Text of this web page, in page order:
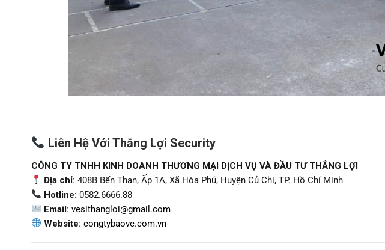
Liên Hệ Với Thắng Lợi Security
CÔNG TY TNHH KINH DOANH THƯƠNG MẠI DỊCH VỤ VÀ ĐẦU TƯ THẮNG LỢI
Địa chỉ: 408B Bến Than, Ấp 1A, Xã Hòa Phú, Huyện Củ Chi, TP. Hồ Chí Minh
Hotline: 0582.6666.88
Email: vesithangloi@gmail.com
Website: congtybaove.com.vn